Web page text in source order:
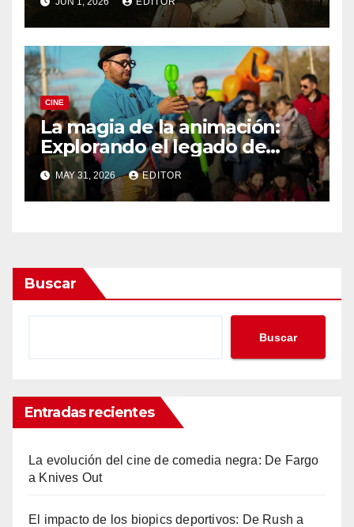
CINE
La magia de la animación:
Explorando el legado de
DreamWorks
MAY 31, 2026 EDITOR
Buscar
Buscar
Entradas recientes
La evolución del cine de comedia negra: De Fargo
a Knives Out
El impacto de los biopics deportivos: De Rush a